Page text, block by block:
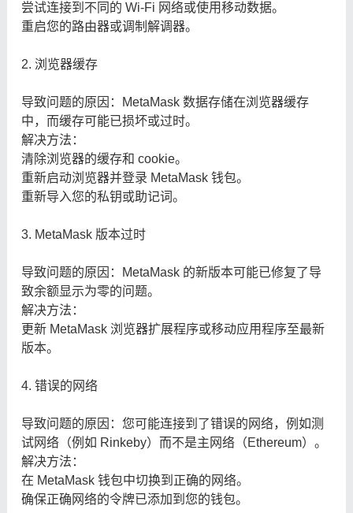
尝试连接到不同的 Wi-Fi 网络或使用移动数据。
重启您的路由器或调制解调器。
2. 浏览器缓存
导致问题的原因：MetaMask 数据存储在浏览器缓存
中，而缓存可能已损坏或过时。
解决方法：
清除浏览器的缓存和 cookie。
重新启动浏览器并登录 MetaMask 钱包。
重新导入您的私钥或助记词。
3. MetaMask 版本过时
导致问题的原因：MetaMask 的新版本可能已修复了导
致余额显示为零的问题。
解决方法：
更新 MetaMask 浏览器扩展程序或移动应用程序至最新
版本。
4. 错误的网络
导致问题的原因：您可能连接到了错误的网络，例如测
试网络（例如 Rinkeby）而不是主网络（Ethereum）。
解决方法：
在 MetaMask 钱包中切换到正确的网络。
确保正确网络的令牌已添加到您的钱包。